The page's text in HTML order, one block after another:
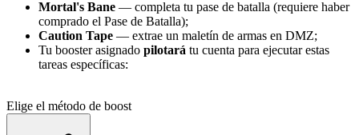
Mortal's Bane — completa tu pase de batalla (requiere haber
comprado el Pase de Batalla);
Caution Tape — extrae un maletín de armas en DMZ;
Tu booster asignado pilotará tu cuenta para ejecutar estas
tareas específicas:
Elige el método de boost